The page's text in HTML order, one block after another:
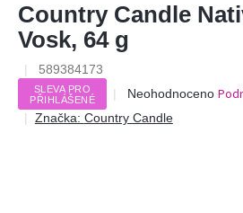
Country Candle
Vosk, 64 g
589384173
SLEVA PRO
PŘIHLÁŠENÉ
Průměrné
produktu
Neohodnoceno
Značka: Country Candle